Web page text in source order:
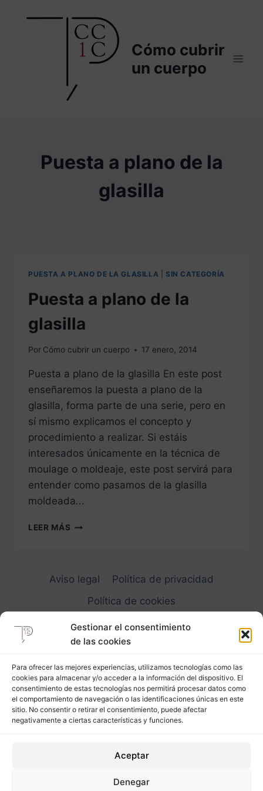
Gestionar el consentimiento
de las cookies
Para ofrecer las mejores experiencias, utilizamos tecnologías como las
cookies para almacenar y/o acceder a la información del dispositivo. El
consentimiento de estas tecnologías nos permitirá procesar datos como
el comportamiento de navegación o las identificaciones únicas en este
sitio. No consentir o retirar el consentimiento, puede afectar
negativamente a ciertas características y funciones.
Aceptar
Denegar
Cómo cubrir
un cuerpo
Puesta a plano de la
glasilla
PUESTA A PLANO DE LA GLASILLA SIN CATEGORÍA
Puesta a plano de la
glasilla
Por Cómo cubrir un cuerpo 17 enero, 2014
Puesta a plano de la glasilla En este post
enseñaremos la puesta a plano de la
glasilla, forma parte de una serie, pero en
sí mismo explicamos el concepto y
procedimiento a realizar. Si estáis
interesados únicamente en la técnica de
moulage o moldeaje, este post servirá para
entender como pasamos de la glasilla
moldeada…
LEER MÁS PUESTA
LA
GLASILLA
Aviso legal
Política de privacidad
Política de cookies
Carrer Provença, 183
08036 - Barcelona (Espana)